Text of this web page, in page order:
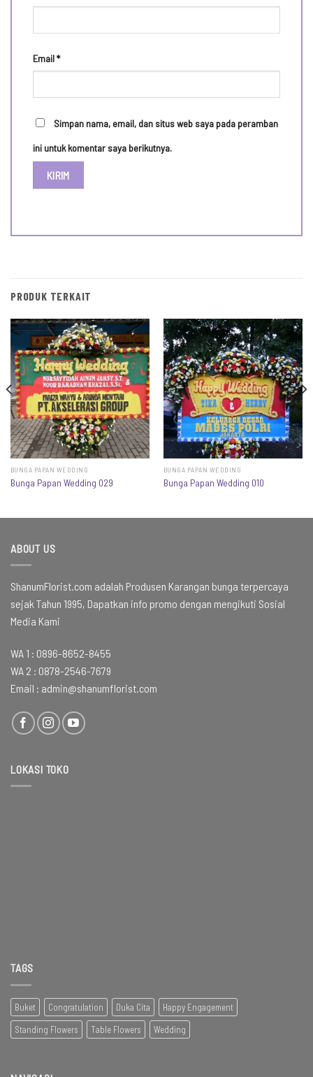
Email*
Simpan nama, email, dan situs web saya pada peramban
ini untuk komentar saya berikutnya.
PRODUK TERKAIT
BUNGA PAPAN WEDDING
Bunga Papan Wedding 029
BUNGA PAPAN WEDDING
Bunga Papan Wedding 010
ABOUT US
ShanumFlorist.com adalah Produsen Karangan bunga terpercaya
sejak Tahun 1995, Dapatkan info promo dengan mengikuti Sosial
Media Kami
WA 1 : 0896-8652-8455
WA 2 : 0878-2546-7679
Email : admin@shanumflorist.com
LOKASI TOKO
TAGS
Buket Congratulation Duka Cita
Happy Engagement
Standing Flowers
Table Flowers Wedding